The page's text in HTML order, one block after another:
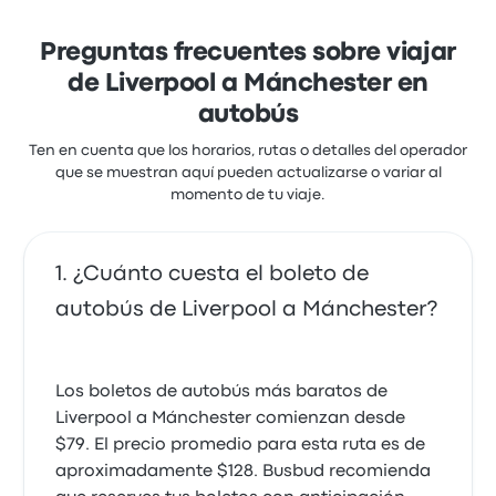
La estación de Liverpool debería indicar en pantalla
el número de puerta de donde saldrá el bus, además
el personal de información no tiene mucha empatia
cuando uno consulta o pregunta.
4.0 de 5 estrellas
Juan Manuel M.
11 de octubre de 2022
para identificar las paradas de bus. Lo que si sucede
en ciudades más pequeñas. Salvo eso el servicio es
Muy buen servicio el brindado. muchas gracias.
1.0 de 5 estrellas
Leonardo Enrique L.
FlixBus en este viaje comienzan en $126
Preguntas frecuentes sobre viajar
de Liverpool a Mánchester en
autobús
Ten en cuenta que los horarios, rutas o detalles del operador
que se muestran aquí pueden actualizarse o variar al
momento de tu viaje.
¿Cuánto cuesta el boleto de
autobús de Liverpool a Mánchester?
Los boletos de autobús más baratos de
Liverpool a Mánchester comienzan desde
$79. El precio promedio para esta ruta es de
aproximadamente $128. Busbud recomienda